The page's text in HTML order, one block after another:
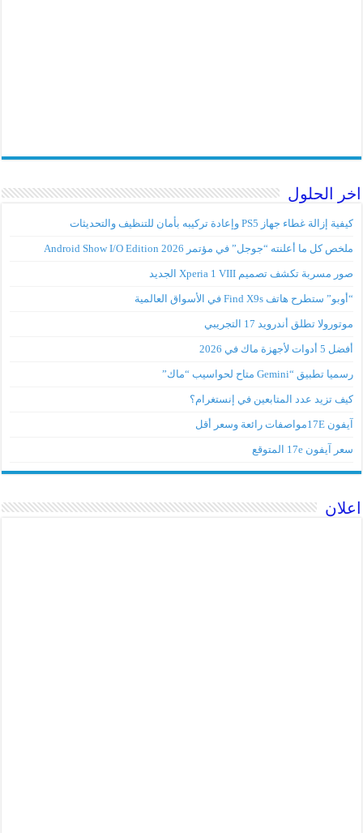
اخر الحلول
كيفية إزالة غطاء جهاز PS5 وإعادة تركيبه بأمان للتنظيف والتحديثات
ملخص كل ما أعلنته “جوجل” في مؤتمر Android Show I/O Edition 2026
صور مسربة تكشف تصميم Xperia 1 VIII الجديد
“أوبو” ستطرح هاتف Find X9s في الأسواق العالمية
موتورولا تطلق أندرويد 17 التجريبي
أفضل 5 أدوات لأجهزة ماك في 2026
رسميا تطبيق “Gemini متاح لحواسيب “ماك”
كيف تزيد عدد المتابعين في إنستغرام؟
آيفون 17Eمواصفات رائعة وسعر أقل
سعر آيفون 17e المتوقع
اعلان